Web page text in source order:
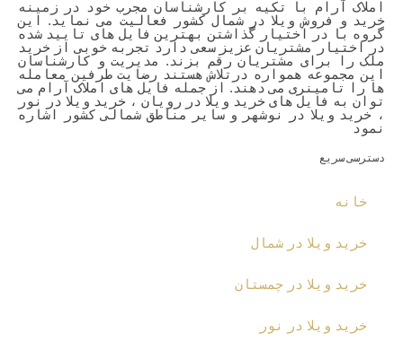
املاک آرام با تکیه بر کارشناسان مجرب خود در زمینه
خرید و فروش ویلا در شمال کشور فعالیت می نماید. این
گروه با در اختیار گذاشتن بهترین فایل های تایید شده
در اختیار مشتریان عزیز سعی دارد تجربه خوبی از خرید
ملک را برای مشتریان رقم بزند. مدیریت و کارشناسان
این مجموعه همواره درتلاش هستند رضایت طرفین معامله
ها را تامینری می دهند. از جمله فایل های املاک آرام می
توان به فایل های خرید ویلا در رویان ، خرید ویلا در نور
، خرید ویلا در نوشهر و سایر مناطق شمالی کشور اشاره
نمود
دسترسی سریع
خانه
خرید ویلا در شمال
خرید ویلا در چمستان
خرید ویلا در نور